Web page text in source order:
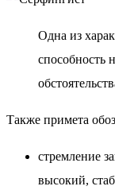
Одна из
способность
Также примета
стремление
высокий,